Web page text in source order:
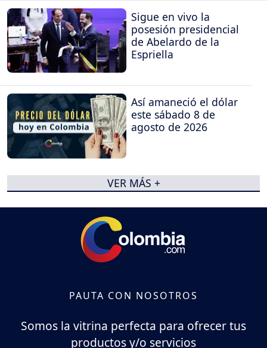
Sigue en vivo la
posesión presidencial
de Abelardo de la
Espriella
Así amaneció el dólar
este sábado 8 de
agosto de 2026
VER MÁS +
PAUTA CON NOSOTROS
Somos la vitrina perfecta para ofrecer tus
productos y/o servicios